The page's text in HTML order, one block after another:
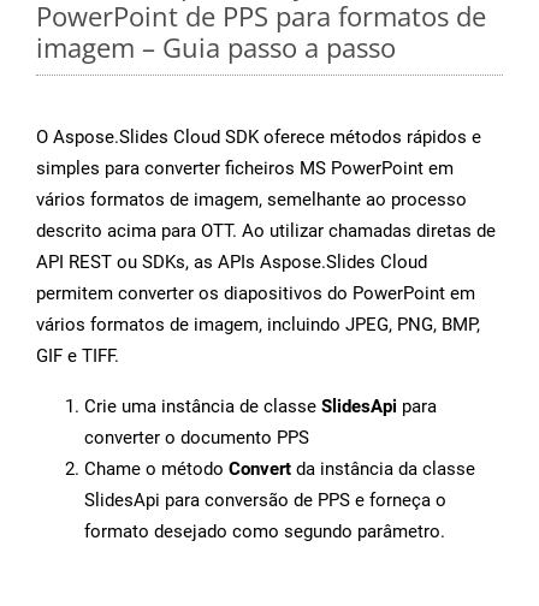
PowerPoint de PPS para formatos de
imagem – Guia passo a passo
O Aspose.Slides Cloud SDK oferece métodos rápidos e
simples para converter ficheiros MS PowerPoint em
vários formatos de imagem, semelhante ao processo
descrito acima para OTT. Ao utilizar chamadas diretas de
API REST ou SDKs, as APIs Aspose.Slides Cloud
permitem converter os diapositivos do PowerPoint em
vários formatos de imagem, incluindo JPEG, PNG, BMP,
GIF e TIFF.
Crie uma instância de classe SlidesApi para
converter o documento PPS
Chame o método Convert da instância da classe
SlidesApi para conversão de PPS e forneça o
formato desejado como segundo parâmetro.